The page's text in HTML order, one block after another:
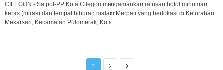
CILEGON - Satpol-PP Kota Cilegon mengamankan ratusan botol minuman
keras (miras) dari tempat hiburan malam Merpati yang berlokasi di Kelurahan
Mekarsari, Kecamatan Pulomerak, Kota...
1 2